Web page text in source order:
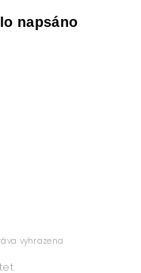
napsáno
vyhrazena